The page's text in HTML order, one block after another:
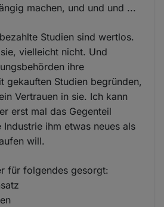
machen, und und und ...
Studien sind wertlos.
vielleicht nicht. Und
ihre
gekauften Studien begründen,
Vertrauen in sie. Ich kann
erst mal das Gegenteil
ihm etwas neues als
will.
für folgendes gesorgt: